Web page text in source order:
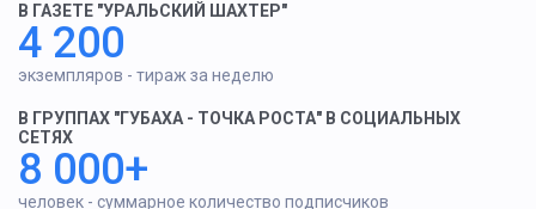
В ГАЗЕТЕ "УРАЛЬСКИЙ ШАХТЕР"
4 200
экземпляров - тираж за неделю
В ГРУППАХ "ГУБАХА - ТОЧКА РОСТА" В СОЦИАЛЬНЫХ
СЕТЯХ
8 000+
человек - суммарное количество подписчиков